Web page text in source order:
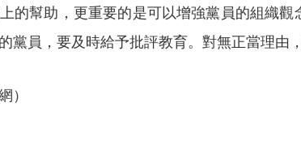
的幫助，更重要的是可以增強黨員的組織
黨員，要及時給予批評教育。對無正當理由
）